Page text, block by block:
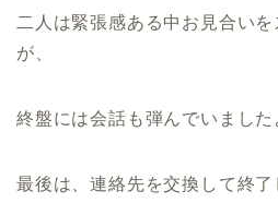
二人は緊張感ある中お見合い
が、
終盤には会話も弾んでいました
最後は、連絡先を交換して終了